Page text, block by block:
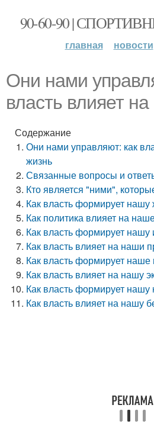
90-60-90 |
главная новости
Они нами
власть влияет
Содержание
Они нами управляют: как
жизнь
Связанные вопросы и
Кто является "ними",
Как власть формирует нашу
Как политика влияет на
Как власть формирует нашу
Как власть влияет на наши
Как власть формирует
Как власть влияет на нашу
Как власть формирует нашу
Как власть влияет на нашу